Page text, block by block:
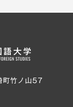
竹ノ山57